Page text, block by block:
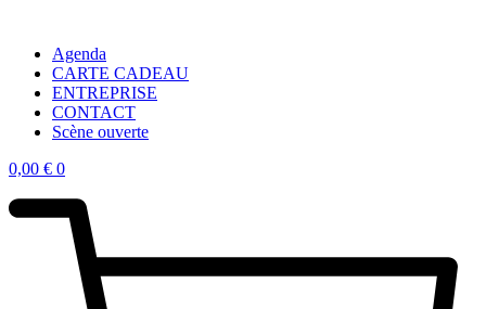
Agenda
CARTE CADEAU
ENTREPRISE
CONTACT
Scène ouverte
0,00 € 0